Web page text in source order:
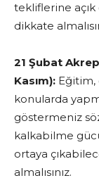
tekliflerine
dikkate
21 Şubat
Kasım): Eğitim,
konularda
göstermeniz
kalkabilme
ortaya
almalısınız.